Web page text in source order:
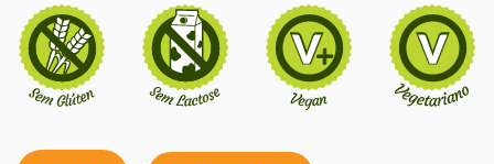
Isento de: sal, glúten, trigo, produtos lácteos, levedura,
conservantes ou aromas artificiais. Adequado a vegans.